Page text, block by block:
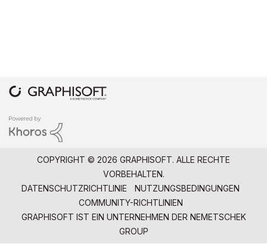
COPYRIGHT © 2026 GRAPHISOFT. ALLE RECHTE
VORBEHALTEN.
DATENSCHUTZRICHTLINIE
NUTZUNGSBEDINGUNGEN
COMMUNITY-RICHTLINIEN
GRAPHISOFT IST EIN UNTERNEHMEN DER NEMETSCHEK
GROUP